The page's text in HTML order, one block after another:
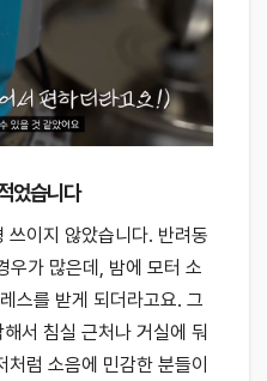
었습니다
쓰이지 않았습니다. 반려동
우가 많은데, 밤에 모터 소
스를 받게 되더라고요. 그
서 침실 근처나 거실에 둬
럼 소음에 민감한 분들이